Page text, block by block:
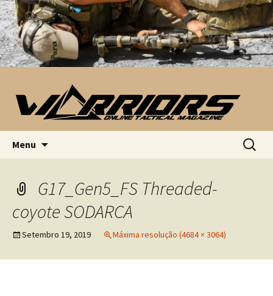
Menu
por:
G17_Gen5_FS Threaded-
coyote SODARCA
Setembro 19, 2019 Máxima resolução (4684 × 3064)